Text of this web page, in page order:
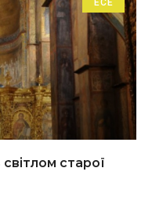
старої